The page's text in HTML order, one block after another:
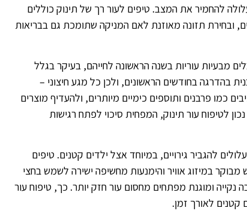
להחמיר את המצב. טיפים לעור רך של תינוק כוללים
ובחירת תזונה מאוזנת לאם המניקה שתומכת גם בבריאות
בינלאומיים, כ-20% מהתינוקות סובלים מבעיות עוריות בשנה הראשונה לחייהם, בעיקר בגלל
בהדרגה בחודשים הראשונים, ולכן כל מגע חיצוני –
כמו פרבנים ותוספים כימיים מיותרים, ולהעדיף מוצרים
לטיפוח עור תינוק, המפחית סיכוי לפתח רגישות
להגביר גירויים, במיוחד אצל ילדים קטנים. טיפים
במיזוג אוויר והימנעות מחשיפה ישירה לשמש בחצי
נקייה ומוגנת מפתחים מחסום עור חזק יותר. כך, טיפוח עור
קטנים לאורך זמן.